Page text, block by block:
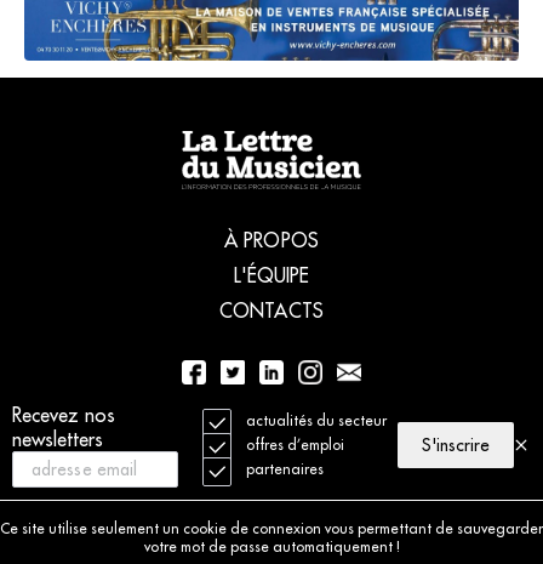
Recevez nos
newsletters
actualités du secteur
offres d’emploi
partenaires
S'inscrire
Ce site utilise seulement un cookie de connexion vous permettant de sauvegarder
votre mot de passe automatiquement !
À PROPOS
L'ÉQUIPE
CONTACTS
01 56 77 04 00
© 2021 La Lettre du Musicien. Tous droits réservés
Charte déontologique